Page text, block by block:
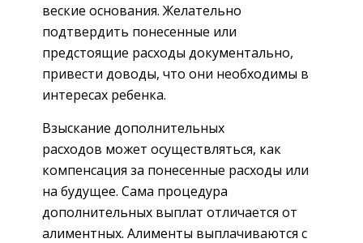
веские основания. Желательно
подтвердить понесенные или
предстоящие расходы документально,
привести доводы, что они необходимы в
интересах ребенка.
Взыскание дополнительных
расходов может осуществляться, как
компенсация за понесенные расходы или
на будущее. Сама процедура
дополнительных выплат отличается от
алиментных. Алименты выплачиваются с